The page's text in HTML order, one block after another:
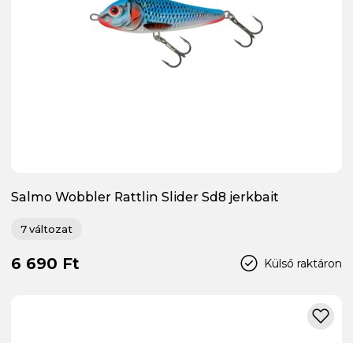
Salmo Wobbler Rattlin Slider Sd8 jerkbait
7 változat
Külső raktáron
6 690 Ft